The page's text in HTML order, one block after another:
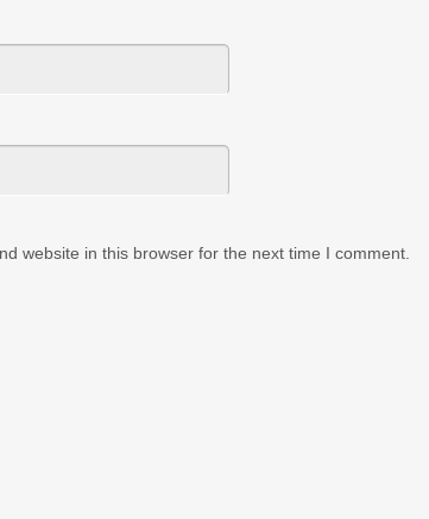
website in this browser for the next time I comment.